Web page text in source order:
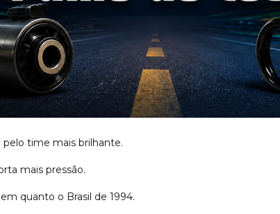
time mais brilhante.
mais pressão.
quanto o Brasil de 1994.